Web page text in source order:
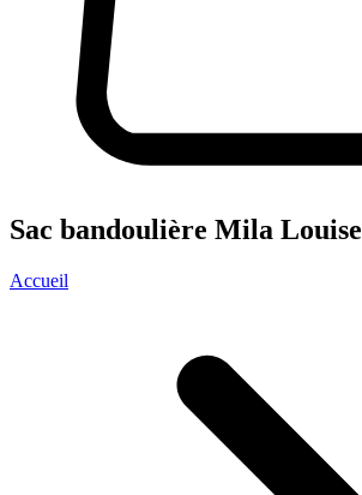
Sac bandoulière Mila Louise
Accueil